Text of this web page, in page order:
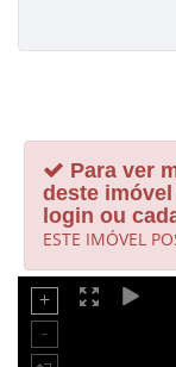
Para ver
deste
login ou
ESTE IMÓVEL